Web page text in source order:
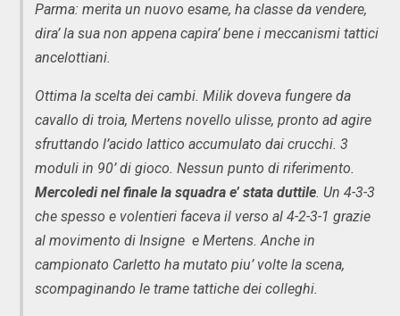
Parma: merita un nuovo esame, ha classe da vendere,
dira’ la sua non appena capira’ bene i meccanismi tattici
ancelottiani.
Ottima la scelta dei cambi. Milik doveva fungere da
cavallo di troia, Mertens novello ulisse, pronto ad agire
sfruttando l’acido lattico accumulato dai crucchi. 3
moduli in 90’ di gioco. Nessun punto di riferimento.
Mercoledi nel finale la squadra e’ stata duttile. Un 4-3-3
che spesso e volentieri faceva il verso al 4-2-3-1 grazie
al movimento di Insigne e Mertens. Anche in
campionato Carletto ha mutato piu’ volte la scena,
scompaginando le trame tattiche dei colleghi.